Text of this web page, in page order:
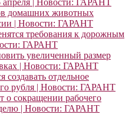
апреля | Новости: ГАРАНТ
домашних животных
| Новости: ГАРАНТ
требования к дорожным
ГАРАНТ
увеличенный размер
| Новости: ГАРАНТ
создавать отдельное
рубля | Новости: ГАРАНТ
о сокращении рабочего
| Новости: ГАРАНТ